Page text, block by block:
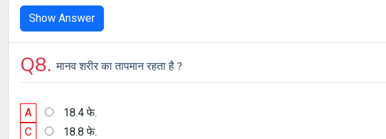
Show Answer
Q8.मानव शरीर का तापमान रहता है ?
A 18.4 फे.
C
18.8 फे.